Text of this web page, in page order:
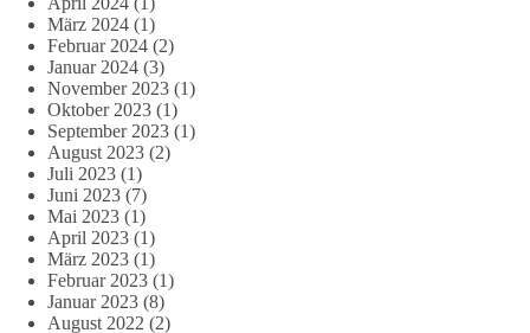
März 2024 (1)
Februar 2024 (2)
Januar 2024 (3)
November 2023 (1)
Oktober 2023 (1)
September 2023 (1)
August 2023 (2)
Juli 2023 (1)
Juni 2023 (7)
Mai 2023 (1)
April 2023 (1)
März 2023 (1)
Februar 2023 (1)
Januar 2023 (8)
August 2022 (2)